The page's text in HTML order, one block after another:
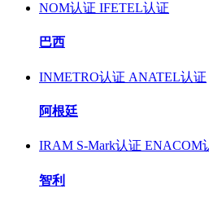
NOM认证 IFETEL认证
巴西
INMETRO认证 ANATEL认证
阿根廷
IRAM S-Mark认证 ENACOM
智利